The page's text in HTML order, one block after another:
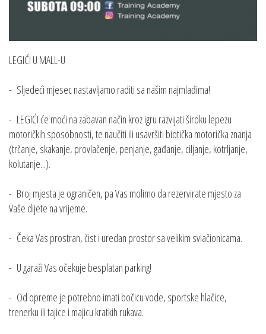
LEGIĆI U MALL-U
- Sljedeći mjesec nastavljamo raditi sa našim najmlađima!
- LEGIĆI će moći na zabavan način kroz igru razvijati široku lepezu
motoričkih sposobnosti, te naučiti ili usavršiti biotička motorička znanja
(trčanje, skakanje, provlačenje, penjanje, gađanje, ciljanje, kotrljanje,
kolutanje...).
- Broj mjesta je ograničen, pa Vas molimo da rezervirate mjesto za
Vaše dijete na vrijeme.
- Čeka Vas prostran, čist i uredan prostor sa velikim svlačionicama.
- U garaži Vas očekuje besplatan parking!
- Od opreme je potrebno imati bočicu vode, sportske hlačice,
trenerku ili tajice i majicu kratkih rukava.